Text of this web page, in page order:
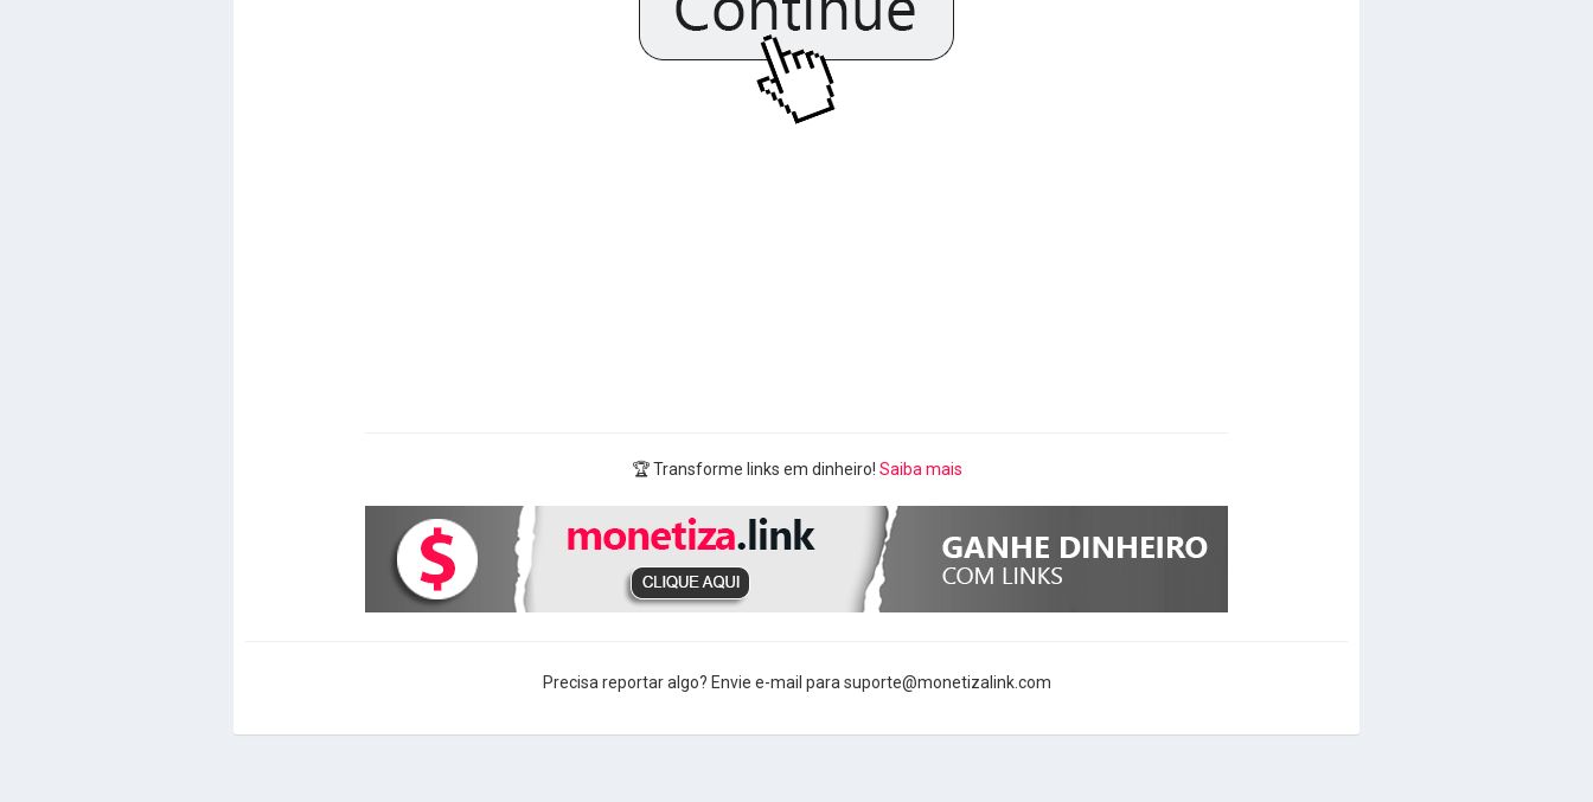
🏆 Transforme links em dinheiro! Saiba mais
Precisa reportar algo? Envie e-mail para suporte@monetizalink.com